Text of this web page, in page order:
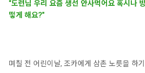
"도련님 우리 요즘 생선 안사먹어요 혹시나
떻게 해요?"
며칠 전 어린이날, 조카에게 삼촌 노릇을 하